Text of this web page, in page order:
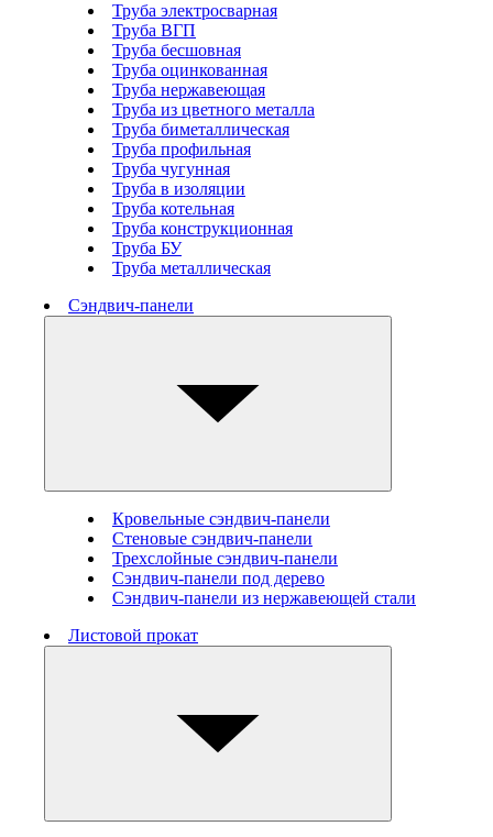
Труба электросварная
Труба ВГП
Труба бесшовная
Труба оцинкованная
Труба нержавеющая
Труба из цветного металла
Труба биметаллическая
Труба профильная
Труба чугунная
Труба в изоляции
Труба котельная
Труба конструкционная
Труба БУ
Труба металлическая
Сэндвич-панели
Кровельные сэндвич-панели
Стеновые cэндвич-панели
Трехслойные сэндвич-панели
Сэндвич-панели под дерево
Сэндвич-панели из нержавеющей стали
Листовой прокат